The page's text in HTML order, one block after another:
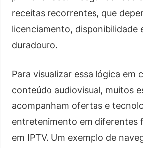
receitas recorrentes, que
licenciamento, disponibilidade
duradouro.
Para visualizar essa lógica em
conteúdo audiovisual, muitos
acompanham ofertas e
entretenimento em diferentes
em IPTV. Um exemplo de